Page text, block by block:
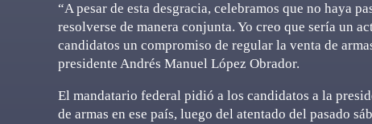
“A pesar de esta desgracia, celebramos que no haya
resolverse de manera conjunta. Yo creo que sería un
candidatos un compromiso de regular la venta de
presidente Andrés Manuel López Obrador.
El mandatario federal pidió a los candidatos a la
de armas en ese país, luego del atentado del pasado